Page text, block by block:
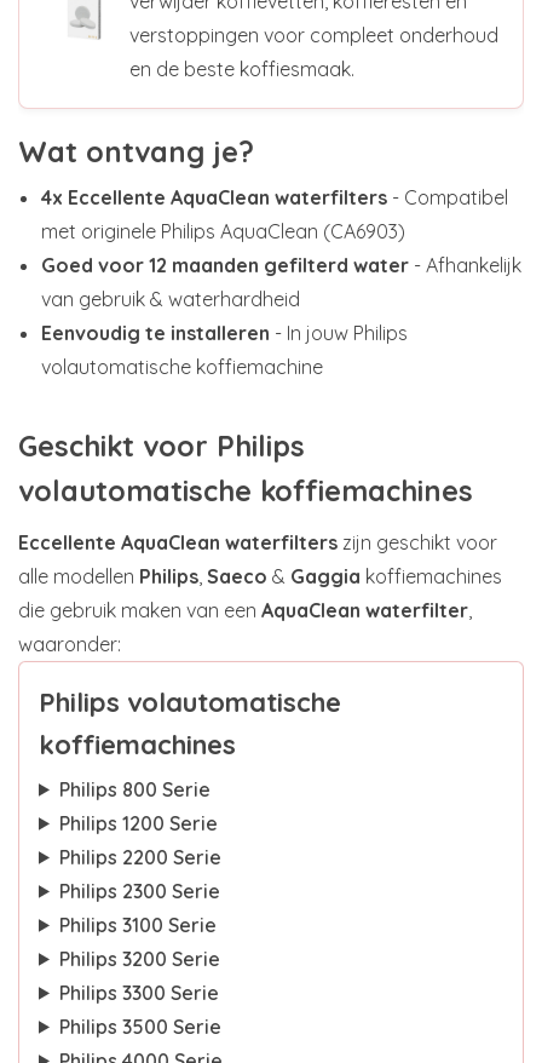
verstoppingen voor compleet onderhoud
en de beste koffiesmaak.
Wat ontvang je?
4x Eccellente AquaClean waterfilters - Compatibel
met originele Philips AquaClean (CA6903)
Goed voor 12 maanden gefilterd water - Afhankelijk
van gebruik & waterhardheid
Eenvoudig te installeren - In jouw Philips
volautomatische koffiemachine
Geschikt voor Philips
volautomatische koffiemachines
Eccellente AquaClean waterfilters zijn geschikt voor
alle modellen Philips, Saeco & Gaggia koffiemachines
die gebruik maken van een AquaClean waterfilter,
waaronder:
Philips volautomatische
koffiemachines
Philips 800 Serie
Philips 1200 Serie
Philips 2200 Serie
Philips 2300 Serie
Philips 3100 Serie
Philips 3200 Serie
Philips 3300 Serie
Philips 3500 Serie